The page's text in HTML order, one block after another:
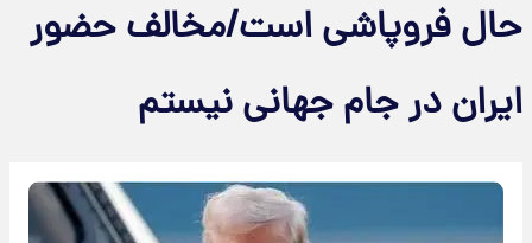
حال فروپاشی است/مخالف حضور
ایران در جام جهانی نیستم